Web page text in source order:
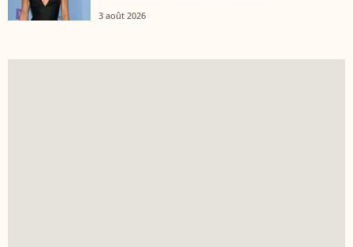
3 août 2026